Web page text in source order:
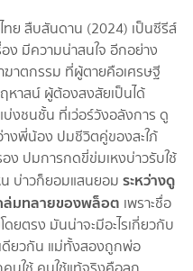
ย สืบสันดาน (2024) เป็นซีรีส์
ง มีความน่าสนใจ อีกอย่าง
ฆาตกรรม ที่ผู้ตายคือเศรษฐี
หาสน์ ผู้ต้องสงสัยเป็นได้
งชนชั้น ที่เว่อร์วังอลังการ ดู
างพี่น้อง ปมชีวิตคู่ของสะใภ้
ง ปมการกดขี่ข่มเหงบ่าวรับใช้
น บ่าวก็ยอมแสนยอม ระหว่างดู
มทลายของพล็อต เพราะชื่อ
ยตรง มันน่าจะมีอะไรเกี่ยวกับ
ดียวกัน แม่ทั้งสองถูกพ่อ